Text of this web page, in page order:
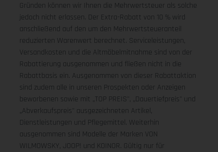
Gründen können wir Ihnen die Mehrwertsteuer als solche
jedoch nicht erlassen. Der Extra-Rabatt von 10 % wird
anschließend auf den um den Mehrwertsteueranteil
reduzierten Warenwert berechnet. Serviceleistungen,
Versandkosten und die Altmöbelmitnahme sind von der
Rabattierung ausgenommen und fließen nicht in die
Rabattbasis ein. Ausgenommen von dieser Rabattaktion
sind zudem alle in unseren Prospekten oder Anzeigen
beworbenen sowie mit „TOP PREIS", „Dauertiefpreis" und
„Abverkaufspreis" ausgezeichneten Artikel,
Dienstleistungen und Pflegemittel. Weiterhin
ausgenommen sind Modelle der Marken VON
WILMOWSKY, JOOP! und KOINOR. Gültig nur für